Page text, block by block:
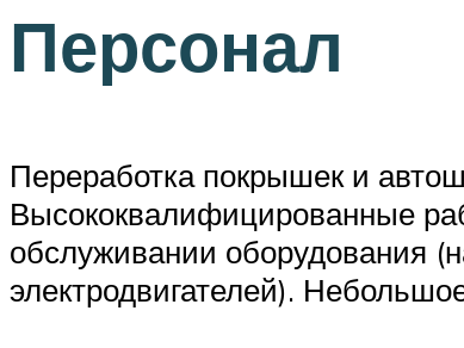
Персонал
Переработка покрышек и
Высококвалифицированные
обслуживании оборудования
электродвигателей).